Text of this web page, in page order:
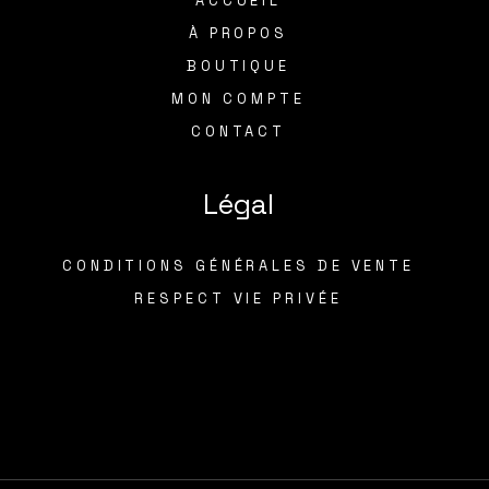
À PROPOS
BOUTIQUE
MON COMPTE
CONTACT
Légal
CONDITIONS GÉNÉRALES DE VENTE
RESPECT VIE PRIVÉE